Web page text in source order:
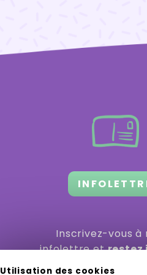
Inscrivez-vous à
infolettre etrestez
des dernières
Utilisation des cookies